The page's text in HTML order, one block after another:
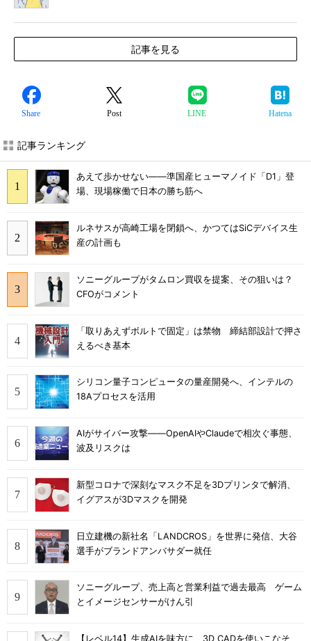
記事を見る
Share Post LINE Hatena
記事ランキング
あえて歩かせない――準国産ヒューマノイド「D1」登
場、現場稼働で日本の勝ち筋へ
ルネサスが高崎工場を閉鎖へ、かつてはSiCデバイス生
産の計画も
ソニーグループがタムロン買収を提案、その狙いは？
CFOがコメント
「取りあえずボルトで固定」は禁物 締結部設計で押さ
えるべき基本
シリコン量子コンピュータの量産開発へ、インテルの
18Aプロセスを活用
AIがサイバー攻撃――OpenAIやClaudeで相次ぐ事態、
波及リスクは
新型コロナで深刻なマスク不足を3Dプリンタで解消、
イグアスが3Dマスクを開発
日立建機の新社名「LANDCROS」を世界に発信、大谷
選手がブランドアンバサダー就任
ソニーグループ、売上高と営業利益で過去最高 ゲーム
とイメージセンサーがけん引
【レベル14】生成AIを味方に、3D CADを使いこなそ